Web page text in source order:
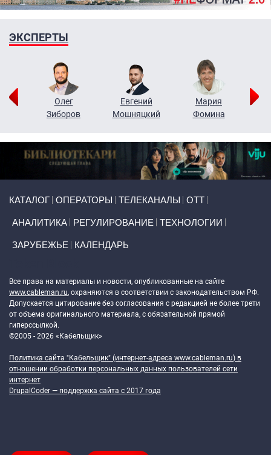
ЭКСПЕРТЫ
Олег
Зиборов
Евгений
Мошняцкий
Мария
Фомина
КАТАЛОГ ОПЕРАТОРЫ ТЕЛЕКАНАЛЫ ОТТ
АНАЛИТИКА РЕГУЛИРОВАНИЕ ТЕХНОЛОГИИ
ЗАРУБЕЖЬЕ КАЛЕНДАРЬ
Все права на материалы и новости, опубликованные на сайте
www.cableman.ru, охраняются в соответствии с законодательством РФ.
Допускается цитирование без согласования с редакцией не более трети
от объема оригинального материала, с обязательной прямой
гиперссылкой.
©2005 - 2026 «Кабельщик»
Политика сайта "Кабельщик" (интернет-адреса www.cableman.ru) в
отношении обработки персональных данных пользователей сети
интернет
DrupalCoder — поддержка сайта c 2017 года